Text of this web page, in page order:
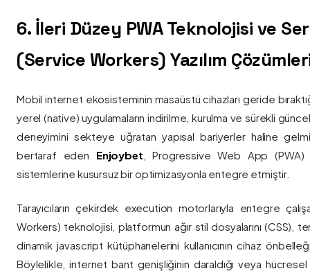
6. İleri Düzey PWA Teknolojisi ve
(Service Workers) Yazılım
Mobil internet ekosisteminin masaüstü cihazları geride
yerel (native) uygulamaların indirilme, kurulma ve sürekli
deneyimini sekteye uğratan yapısal bariyerler haline
bertaraf eden Enjoybet , Progressive Web App (PWA)
sistemlerine kusursuz bir optimizasyonla entegre etmiştir.
Tarayıcıların çekirdek execution motorlarıyla entegre
Workers) teknolojisi, platformun ağır stil dosyalarını (CSS),
dinamik javascript kütüphanelerini kullanıcının cihaz
Böylelikle, internet bant genişliğinin daraldığı veya